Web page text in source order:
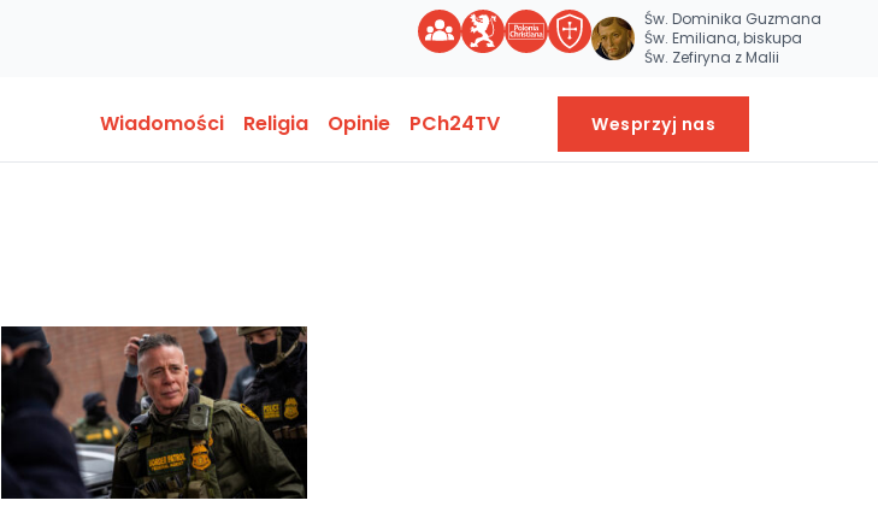
Św. Dominika Guzmana
Św. Emiliana, biskupa
Św. Zefiryna z Malii
Wiadomości Religia Opinie PCh24TV Wesprzyj nas